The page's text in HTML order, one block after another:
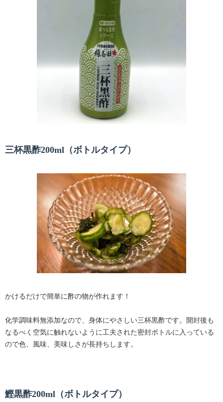
三杯黒酢200ml（ボトルタイプ）
かけるだけで簡単に酢の物が作れます！
化学調味料無添加なので、身体にやさしい三杯黒酢です。開封後も
なるべく空気に触れないように工夫された密封ボトルに入っている
ので色、風味、美味しさが長持ちします。
鰹黒酢200ml（ボトルタイプ）